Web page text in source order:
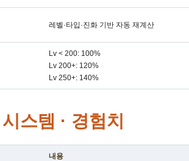
레벨·타입·진화 기반 자동 재계산
Lv < 200: 100%
Lv 200+: 120%
Lv 250+: 140%
스템 · 경험치
내용